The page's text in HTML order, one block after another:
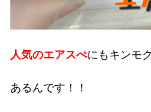
人気のエアスぺにもキンモ
あるんです！！